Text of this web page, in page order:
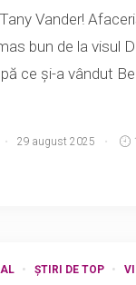
Vander!
bun de la visul
ce și-a vândut
29 august 2025
ȘTIRI DE TOP